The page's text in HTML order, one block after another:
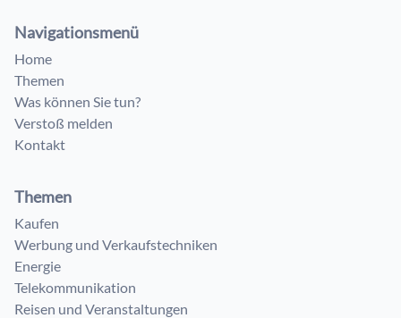
Navigationsmenü
Home
Themen
Was können Sie tun?
Verstoß melden
Kontakt
Themen
Kaufen
Werbung und Verkaufstechniken
Energie
Telekommunikation
Reisen und Veranstaltungen